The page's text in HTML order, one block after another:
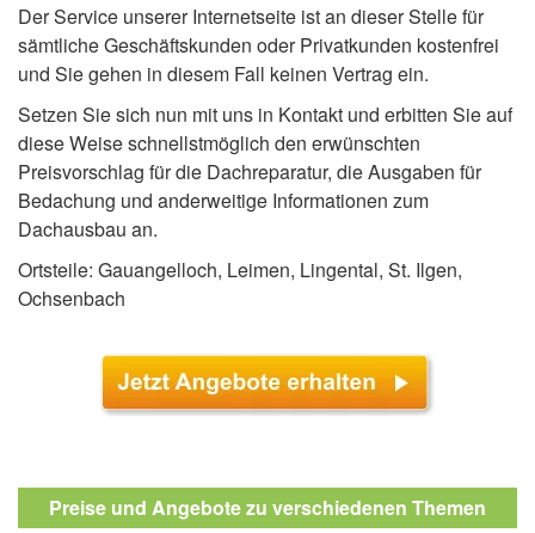
Der Service unserer Internetseite ist an dieser Stelle für
sämtliche Geschäftskunden oder Privatkunden kostenfrei
und Sie gehen in diesem Fall keinen Vertrag ein.
Setzen Sie sich nun mit uns in Kontakt und erbitten Sie auf
diese Weise schnellstmöglich den erwünschten
Preisvorschlag für die Dachreparatur, die Ausgaben für
Bedachung und anderweitige Informationen zum
Dachausbau an.
Ortsteile: Gauangelloch, Leimen, Lingental, St. Ilgen,
Ochsenbach
Preise und Angebote zu verschiedenen Themen